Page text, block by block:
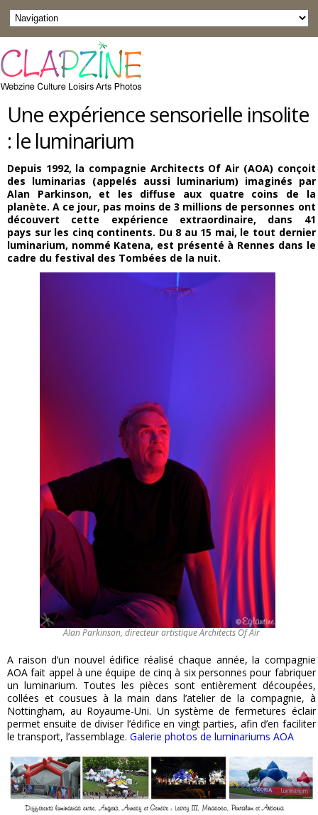
Une expérience sensorielle insolite
: le luminarium
Depuis 1992, la compagnie Architects Of Air (AOA) conçoit
des luminarias (appelés aussi luminarium) imaginés par
Alan Parkinson, et les diffuse aux quatre coins de la
planète. A ce jour, pas moins de 3 millions de personnes ont
découvert cette expérience extraordinaire, dans 41
pays sur les cinq continents. Du 8 au 15 mai, le tout dernier
luminarium, nommé Katena, est présenté à Rennes dans le
cadre du festival des Tombées de la nuit.
Alan Parkinson, directeur artistique Architects Of Air
A raison d’un nouvel édifice réalisé chaque année, la compagnie
AOA fait appel à une équipe de cinq à six personnes pour fabriquer
un luminarium. Toutes les pièces sont entièrement découpées,
collées et cousues à la main dans l’atelier de la compagnie, à
Nottingham, au Royaume-Uni. Un système de fermetures éclair
permet ensuite de diviser l’édifice en vingt parties, afin d’en faciliter
le transport, l’assemblage. Galerie photos de luminariums AOA